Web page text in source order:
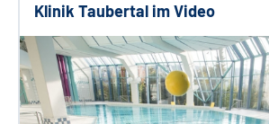
Klinik Taubertal im Video